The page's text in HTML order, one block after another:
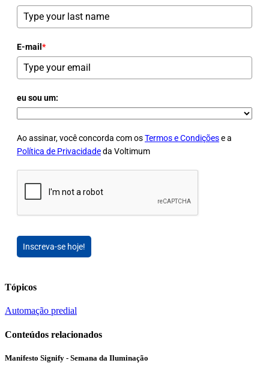
E-mail *
eu sou um:
Ao assinar, você concorda com osTermos e Condiçõese a
Política de Privacidadeda Voltimum
Inscreva-se hoje!
Tópicos
Automação predial
Conteúdos relacionados
Manifesto Signify - Semana da Iluminação